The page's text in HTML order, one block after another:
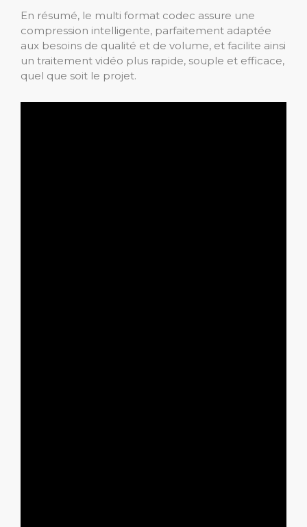
En résumé, le multi format codec assure une
compression intelligente, parfaitement adaptée
aux besoins de qualité et de volume, et facilite ainsi
un traitement vidéo plus rapide, souple et efficace,
quel que soit le projet.